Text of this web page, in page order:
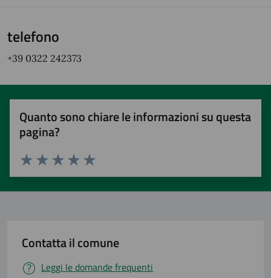
telefono
+39 0322 242373
Quanto sono chiare le informazioni su questa
pagina?
Valuta 5 stelle su 5
Valuta 4 stelle su 5
Valuta 3 stelle su 5
Valuta 2 stelle su 5
Valuta 1 stelle su 5
Contatta il comune
Leggi le domande frequenti